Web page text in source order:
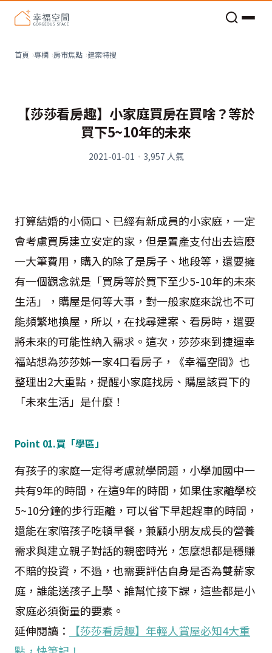
首頁 專欄 房市焦點 建案特搜
【莎莎看房趣】小家庭買房在買啥？等於
買下5~10年的未來
2021-01-01 · 3,957 人氣
打算結婚的小倆口、已經有新成員的小家庭，一定
會考慮買房建立安定的家，但是置產支付出去這麼
一大筆費用，購入的除了是房子、地段等，還要擁
有一個觀念就是「買房等於買下至少5-10年的未來
生活」，購屋是何等大事，對一般家庭來說也不可
能頻繁地換屋，所以，在找尋建案、看房時，還要
將未來的可能性納入需求。這次，莎莎來到捷運幸
福站想為莎莎姊一家4口看房子，《幸福空間》也
整理出2大重點，提醒小家庭找房、購屋該買下的
「未來生活」是什麼！
Point 01.買「學區」
有孩子的家庭一定得考慮就學問題，小學加國中一
共有9年的時間，在這9年的時間，如果住家離學校
5~10分鐘的步行距離，可以省下早起趕車的時間，
還能在家陪孩子吃頓早餐，兼顧小朋友成長的營養
需求與建立親子對話的親密時光，怎麼想都是穩賺
不賠的投資，不過，也需要評估自身是否為雙薪家
庭，誰能送孩子上學、誰幫忙接下課，這些都是小
家庭必須衡量的要素。
延伸閱讀：
【莎莎看房趣】年輕人賞屋必知4大重